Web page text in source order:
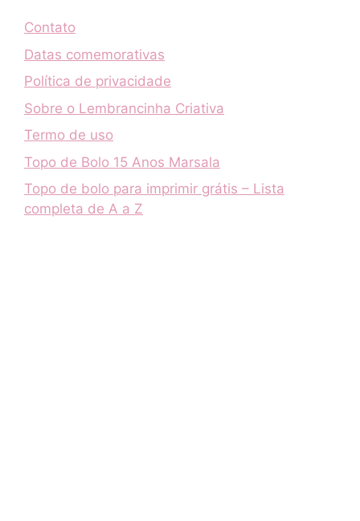
Contato
Datas comemorativas
Política de privacidade
Sobre o Lembrancinha Criativa
Termo de uso
Topo de Bolo 15 Anos Marsala
Topo de bolo para imprimir grátis – Lista
completa de A a Z